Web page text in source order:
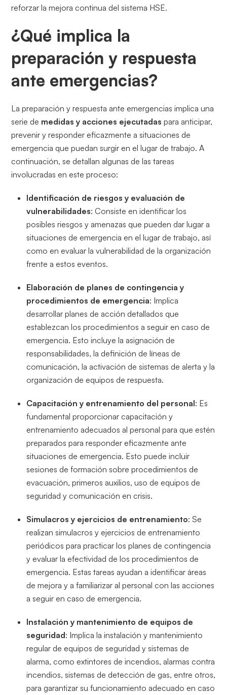
reforzar la mejora continua del sistema HSE.
¿Qué implica la
preparación y respuesta
ante emergencias?
La preparación y respuesta ante emergencias implica una
serie de medidas y acciones ejecutadas para anticipar,
prevenir y responder eficazmente a situaciones de
emergencia que puedan surgir en el lugar de trabajo. A
continuación, se detallan algunas de las tareas
involucradas en este proceso:
Identificación de riesgos y evaluación de
vulnerabilidades: Consiste en identificar los
posibles riesgos y amenazas que pueden dar lugar a
situaciones de emergencia en el lugar de trabajo, así
como en evaluar la vulnerabilidad de la organización
frente a estos eventos.
Elaboración de planes de contingencia y
procedimientos de emergencia: Implica
desarrollar planes de acción detallados que
establezcan los procedimientos a seguir en caso de
emergencia. Esto incluye la asignación de
responsabilidades, la definición de líneas de
comunicación, la activación de sistemas de alerta y la
organización de equipos de respuesta.
Capacitación y entrenamiento del personal: Es
fundamental proporcionar capacitación y
entrenamiento adecuados al personal para que estén
preparados para responder eficazmente ante
situaciones de emergencia. Esto puede incluir
sesiones de formación sobre procedimientos de
evacuación, primeros auxilios, uso de equipos de
seguridad y comunicación en crisis.
Simulacros y ejercicios de entrenamiento: Se
realizan simulacros y ejercicios de entrenamiento
periódicos para practicar los planes de contingencia
y evaluar la efectividad de los procedimientos de
emergencia. Estas tareas ayudan a identificar áreas
de mejora y a familiarizar al personal con las acciones
a seguir en caso de emergencia.
Instalación y mantenimiento de equipos de
seguridad: Implica la instalación y mantenimiento
regular de equipos de seguridad y sistemas de
alarma, como extintores de incendios, alarmas contra
incendios, sistemas de detección de gas, entre otros,
para garantizar su funcionamiento adecuado en caso